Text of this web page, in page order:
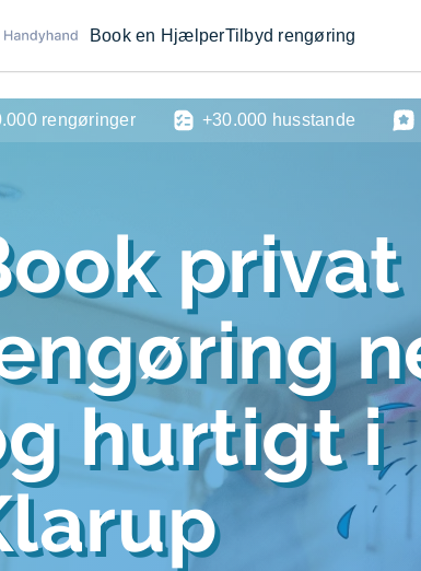
Book en HjælperTilbyd rengøring
privat
hurtigt i
rengøringer +30.000 husstande